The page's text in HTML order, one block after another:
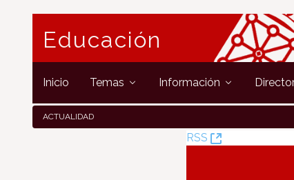
Educación
Inicio Temas Información
ACTUALIDAD
RSS
(Öffnet